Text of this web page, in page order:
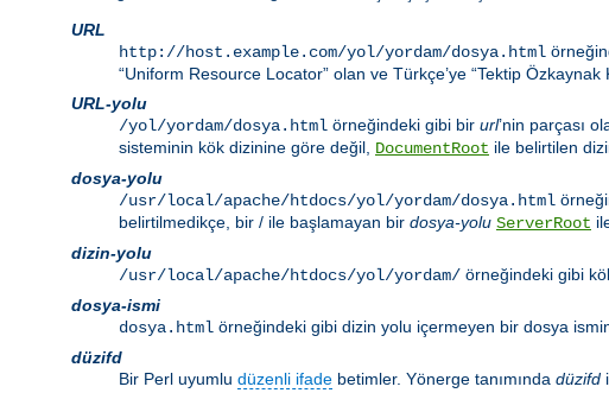
URL
http://host.example.com/yol/yordam/dosya.html
“Uniform Resource Locator” olan ve Türkçe’ye “Tektip
URL-yolu
/yol/yordam/dosya.html örneğindeki gibi bir url’nin parçası
sisteminin kök dizinine göre değil, DocumentRoot ile belirtilen
dosya-yolu
/usr/local/apache/htdocs/yol/yordam/dosya.html
belirtilmedikçe, bir / ile başlamayan bir dosya-yolu ServerRoot
dizin-yolu
/usr/local/apache/htdocs/yol/yordam/ örneğindeki gibi
dosya-ismi
dosya.html örneğindeki gibi dizin yolu içermeyen bir dosya
düzifd
Bir Perl uyumlu düzenli ifade betimler. Yönerge tanımında düzifd